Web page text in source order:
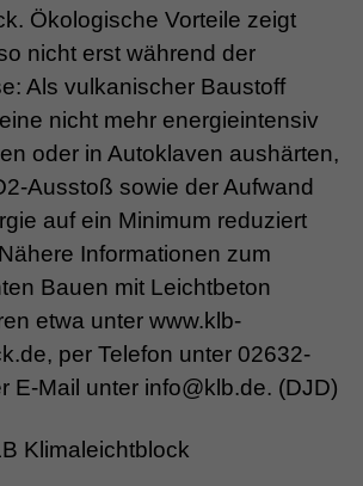
Ökologische Vorteile zeigt
nicht erst während der
Als vulkanischer Baustoff
nicht mehr energieintensiv
oder in Autoklaven aushärten,
Ausstoß sowie der Aufwand
auf ein Minimum reduziert
Informationen zum
Bauen mit Leichtbeton
etwa unter www.klb-
per Telefon unter 02632-
E-Mail unter info@klb.de. (DJD)
Klimaleichtblock